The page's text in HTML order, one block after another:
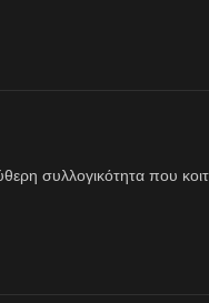
συλλογικότητα που